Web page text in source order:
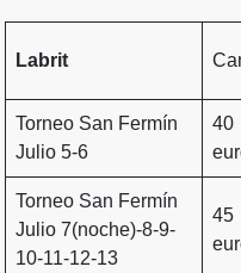
Labrit
Torneo San Fermín
Julio 5-6
40
Torneo San Fermín
Julio 7(noche)-8-9-
10-11-12-13
45